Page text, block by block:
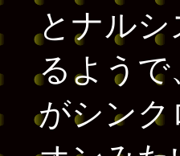
とナルシ
るようで
がシンク